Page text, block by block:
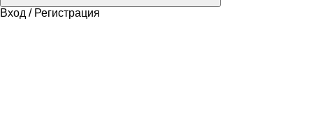
Вход / Регистрация